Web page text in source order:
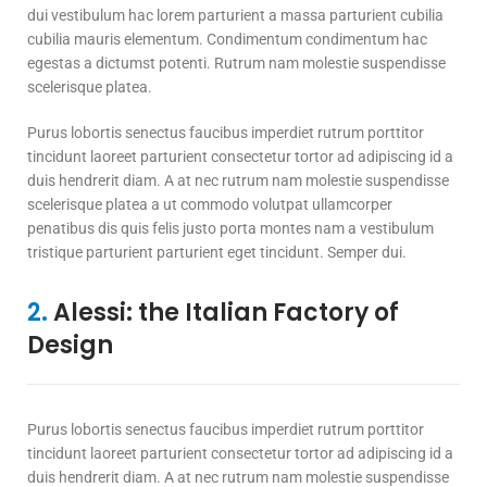
dui vestibulum hac lorem parturient a massa parturient cubilia
cubilia mauris elementum. Condimentum condimentum hac
egestas a dictumst potenti. Rutrum nam molestie suspendisse
scelerisque platea.
Purus lobortis senectus faucibus imperdiet rutrum porttitor
tincidunt laoreet parturient consectetur tortor ad adipiscing id a
duis hendrerit diam. A at nec rutrum nam molestie suspendisse
scelerisque platea a ut commodo volutpat ullamcorper
penatibus dis quis felis justo porta montes nam a vestibulum
tristique parturient parturient eget tincidunt. Semper dui.
2.Alessi: the Italian Factory of
Design
Purus lobortis senectus faucibus imperdiet rutrum porttitor
tincidunt laoreet parturient consectetur tortor ad adipiscing id a
duis hendrerit diam. A at nec rutrum nam molestie suspendisse